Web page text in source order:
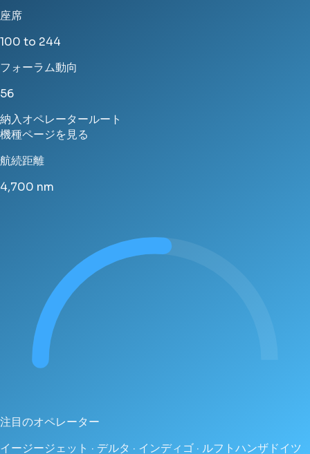
座席
100 to 244
フォーラム動向
56
納入オペレータールート
機種ページを見る
航続距離
4,700 nm
注目のオペレーター
イージージェット · デルタ · インディゴ · ルフトハンザドイツ